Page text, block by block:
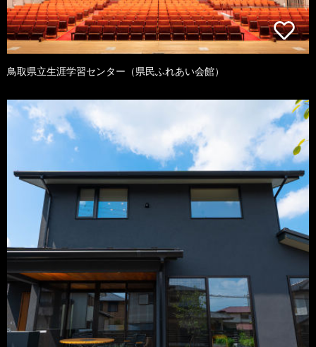
鳥取県立生涯学習センター（県民ふれあい会館）